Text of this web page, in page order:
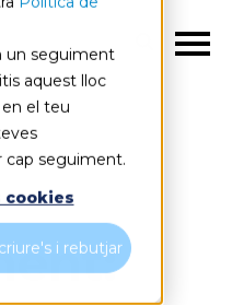
un seguiment
aquest lloc
en el teu
cap seguiment.
cookies
i rebutjar
CA